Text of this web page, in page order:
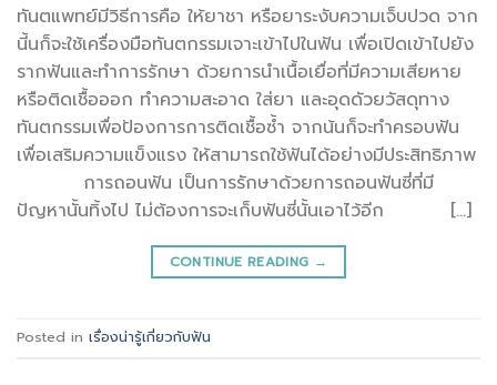
ทันตแพทย์มีวิธีการคือ ให้ยาชา หรือยาระงับความเจ็บปวด จาก
นี้นก็จะใช้เครื่องมือทันตกรรมเจาะเข้าไปในฟัน เพื่อเปิดเข้าไปยัง
รากฟันและทำการรักษา ด้วยการนำเนื้อเยื่อที่มีความเสียหาย
หรือติดเชื้อออก ทำความสะอาด ใส่ยา และอุดดัวยวัสดุทาง
ทันตกรรมเพื่อป้องการการติดเชื้อซ้ำ จากน้นก็จะทำครอบฟัน
เพื่อเสริมความแข็งแรง ให้สามารถใช้ฟันได้อย่างมีประสิทธิภาพ
การถอนฟัน เป็นการรักษาด้วยการถอนฟันซี่ที่มี
ปัญหานั้นทิ้งไป ไม่ต้องการจะเก็บฟันซี่นั้นเอาไว้อีก […]
CONTINUE READING →
Posted in เรื่องน่ารู้เกี่ยวกับฟัน